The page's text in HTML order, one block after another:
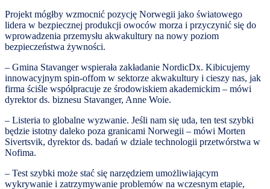
Projekt mógłby wzmocnić pozycję Norwegii jako światowego
lidera w bezpiecznej produkcji owoców morza i przyczynić się do
wprowadzenia przemysłu akwakultury na nowy poziom
bezpieczeństwa żywności.
– Gmina Stavanger wspierała zakładanie NordicDx. Kibicujemy
innowacyjnym spin-offom w sektorze akwakultury i cieszy nas, jak
firma ściśle współpracuje ze środowiskiem akademickim – mówi
dyrektor ds. biznesu Stavanger, Anne Woie.
– Listeria to globalne wyzwanie. Jeśli nam się uda, ten test szybki
będzie istotny daleko poza granicami Norwegii – mówi Morten
Sivertsvik, dyrektor ds. badań w dziale technologii przetwórstwa w
Nofima.
– Test szybki może stać się narzędziem umożliwiającym
wykrywanie i zatrzymywanie problemów na wczesnym etapie,